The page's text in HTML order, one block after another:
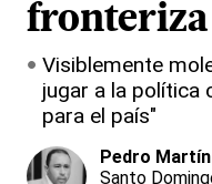
fronteriza
Visiblemente
jugar a la política
para el país"
Pedro
Santo